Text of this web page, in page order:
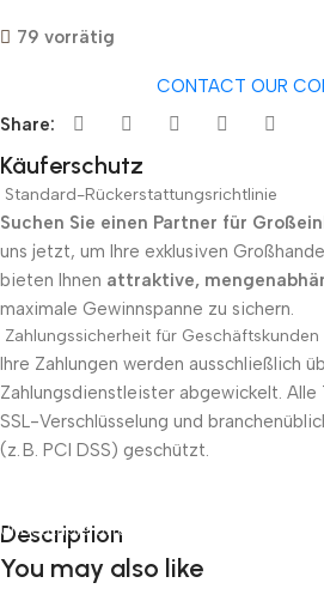
79 vorrätig
CONTACT OUR
Share:
Käuferschutz
Standard-Rückerstattungsrichtlinie
Suchen Sie einen Partner für
uns jetzt, um Ihre exklusiven
bieten Ihnen attraktive,
maximale Gewinnspanne zu sichern.
Zahlungssicherheit für Geschäftskunden
Ihre Zahlungen werden ausschließlich
Zahlungsdienstleister abgewickelt. Alle
SSL-Verschlüsselung und
(z. B. PCI DSS) geschützt.
Unbeatable offers
Black Friday Blowout!
Description
You may also like